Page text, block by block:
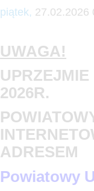
piątek, 27.02.2026
UWAGA!
2026R.
ADRESEM
Powiatowy